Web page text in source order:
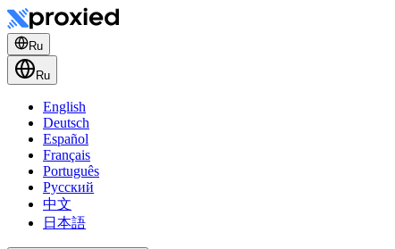
Ru
Ru
English
Deutsch
Español
Français
Português
Русский
中文
日本語